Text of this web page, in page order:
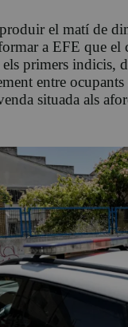
el matí de
a EFE que el
primers indicis,
entre ocupants
situada als